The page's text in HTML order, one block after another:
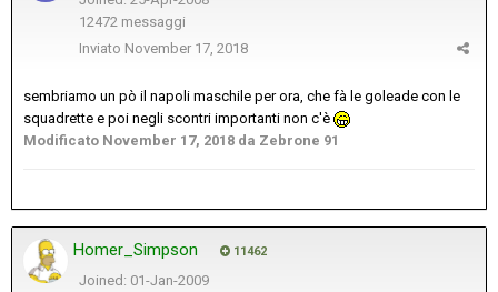
12472 messaggi
Inviato November 17, 2018
sembriamo un pò il napoli maschile per ora, che fà le goleade con le
squadrette e poi negli scontri importanti non c'è
Modificato November 17, 2018 da Zebrone 91
Homer_Simpson 11462
Joined: 01-Jan-2009